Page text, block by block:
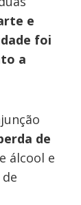
e
foi
a
de
álcool e